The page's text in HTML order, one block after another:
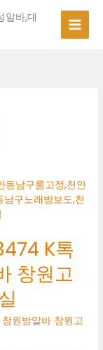
알바,대
K톡
창원고
원밤알바 창원고